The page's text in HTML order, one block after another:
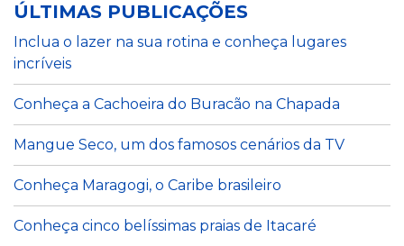
ÚLTIMAS PUBLICAÇÕES
Inclua o lazer na sua rotina e conheça lugares
incríveis
Conheça a Cachoeira do Buracão na Chapada
Mangue Seco, um dos famosos cenários da TV
Conheça Maragogi, o Caribe brasileiro
Conheça cinco belíssimas praias de Itacaré